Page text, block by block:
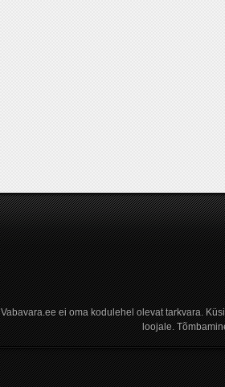
Vabavara.ee ei oma kodulehel olevat tarkvara.
loojale.